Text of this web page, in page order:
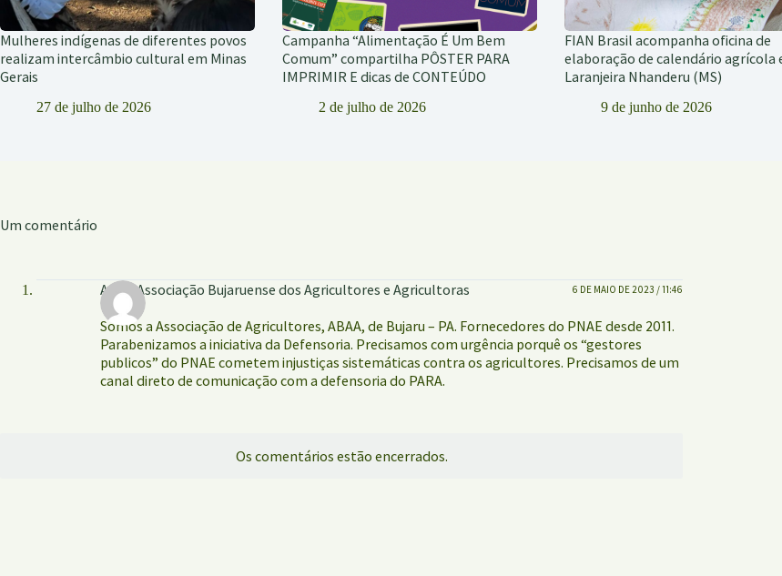
Mulheres indígenas de diferentes povos
realizam intercâmbio cultural em Minas
Gerais
27 de julho de 2026
Campanha “Alimentação É Um Bem
Comum” compartilha PÔSTER PARA
IMPRIMIR E dicas de CONTEÚDO
2 de julho de 2026
FIAN Brasil acompanha oficina de
elaboração de calendário agrícola
Laranjeira Nhanderu (MS)
9 de junho de 2026
Um comentário
ABAA Associação Bujaruense dos Agricultores e Agricultoras 6 DE MAIO DE 2023 / 11:46
Somos a Associação de Agricultores, ABAA, de Bujaru – PA. Fornecedores do PNAE desde 2011.
Parabenizamos a iniciativa da Defensoria. Precisamos com urgência porquê os “gestores
publicos” do PNAE cometem injustiças sistemáticas contra os agricultores. Precisamos de um
canal direto de comunicação com a defensoria do PARA.
Os comentários estão encerrados.